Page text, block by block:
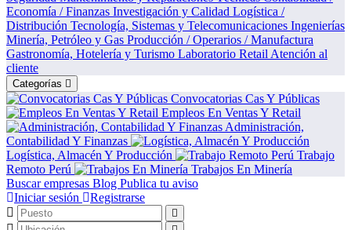
Economía / Finanzas Investigación y Calidad Logística /
Distribución Tecnología, Sistemas y Telecomunicaciones Ingenierías
Minería, Petróleo y Gas Producción / Operarios / Manufactura
Gastronomía, Hotelería y Turismo Laboratorio Retail Atención al
cliente
Categorías
Convocatorias Cas Y Públicas
Empleos En Ventas Y Retail
Administración,
Contabilidad Y Finanzas
Logística, Almacén Y Producción
Trabajo
Remoto Perú
Trabajos En Minería
Buscar empresas Blog Publica tu aviso
Iniciar sesión
Registrarse